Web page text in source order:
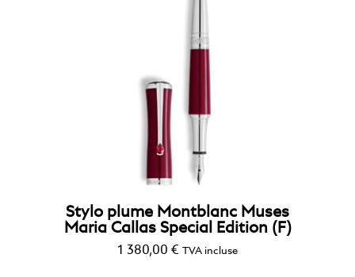
Stylo plume Montblanc Muses
Maria Callas Special Edition (F)
1 380,00 € TVA incluse